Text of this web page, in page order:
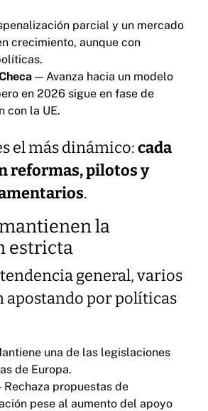
parcial y un mercado
crecimiento, aunque con
— Avanza hacia un modelo
en 2026 sigue en fase de
con la UE.
el más dinámico:cada
reformas, pilotos y
.
la
estricta
general, varios
apostando por políticas
una de las legislaciones
de Europa.
Rechaza propuestas de
pese al aumento del apoyo